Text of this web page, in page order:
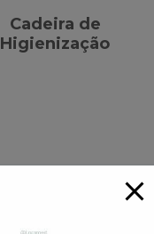
Cadeira de
Higienização